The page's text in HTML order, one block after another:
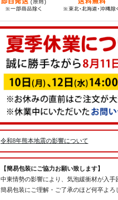
令和8年熊本地震の影響について
【簡易包装にご協力お願い致します】
中東情勢の影響により、気泡緩衝材が入手
簡易包装にご理解・ご了承のほど何卒よろ